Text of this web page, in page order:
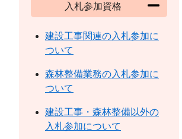
入札参加資格
建設工事関連の入札参加に
ついて
森林整備業務の入札参加に
ついて
建設工事・森林整備以外の
入札参加について